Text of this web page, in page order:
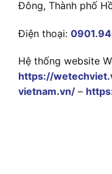
Đông, Thành phố
Điện thoại:
Hệ thống website
https://
vietnam.vn/ –